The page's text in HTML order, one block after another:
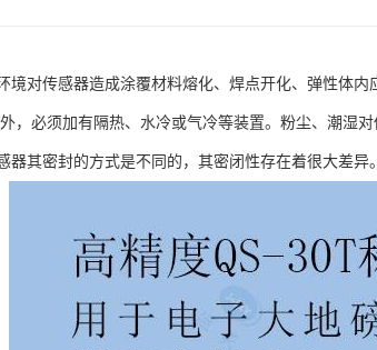
境对传感器造成涂覆材料熔化、焊点开化、弹性体
，必须加有隔热、水冷或气冷等装置。粉尘、潮湿
器其密封的方式是不同的，其密闭性存在着很大差异。